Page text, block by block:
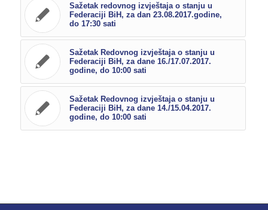
Sažetak redovnog izvještaja o stanju u
Federaciji BiH, za dan 23.08.2017.godine,
do 17:30 sati
Sažetak Redovnog izvještaja o stanju u
Federaciji BiH, za dane 16./17.07.2017.
godine, do 10:00 sati
Sažetak Redovnog izvještaja o stanju u
Federaciji BiH, za dane 14./15.04.2017.
godine, do 10:00 sati